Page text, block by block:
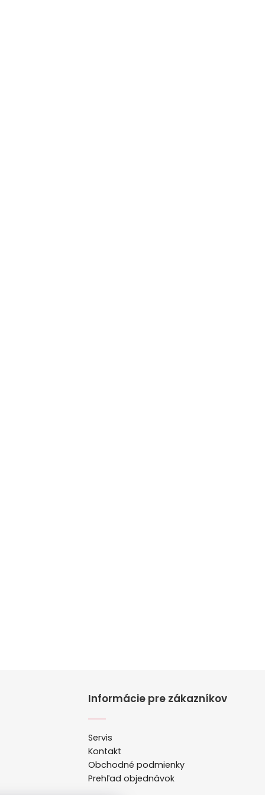
Informácie pre zákazníkov
Servis
Kontakt
Obchodné podmienky
Prehľad objednávok